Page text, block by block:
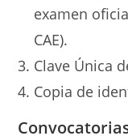
examen
CAE).
Clave Única
Copia de